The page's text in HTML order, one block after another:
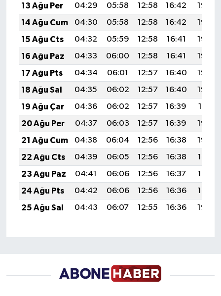
13 Ağu Per
04:29 05:58 12:58 16:42
19:49
14 Ağu Cum
04:30 05:58 12:58 16:42
19:48
15 Ağu Cts
04:32 05:59 12:58 16:41
19:46
16 Ağu Paz
04:33 06:00 12:58 16:41
19:45
17 Ağu Pts
04:34 06:01 12:57 16:40
19:44
18 Ağu Sal
04:35 06:02 12:57 16:40
19:43
19 Ağu Çar
04:36 06:02 12:57 16:39
19:41
20 Ağu Per
04:37 06:03 12:57 16:39
19:40
21 Ağu Cum
04:38 06:04 12:56 16:38
19:39
22 Ağu Cts
04:39 06:05 12:56 16:38
19:38
23 Ağu Paz
04:41 06:06 12:56 16:37
19:36
24 Ağu Pts
04:42 06:06 12:56 16:36
19:35
25 Ağu Sal
04:43 06:07 12:55 16:36 19:34